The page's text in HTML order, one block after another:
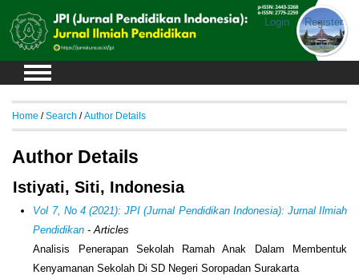
Login Register
Home /Search /Author Details
Author Details
Istiyati, Siti, Indonesia
Vol 7, No 4 (2021): JPI (Jurnal Pendidikan Indonesia): Jurnal Ilmiah
Pendidikan - Articles
Analisis Penerapan Sekolah Ramah Anak Dalam Membentuk
Kenyamanan Sekolah Di SD Negeri Soropadan Surakarta